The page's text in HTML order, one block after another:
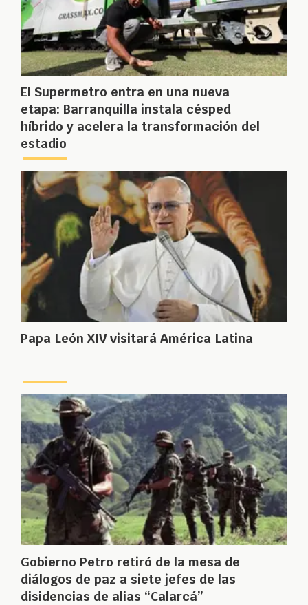
El Supermetro entra en una nueva
etapa: Barranquilla instala césped
híbrido y acelera la transformación del
estadio
Papa León XIV visitará América Latina
Gobierno Petro retiró de la mesa de
diálogos de paz a siete jefes de las
disidencias de alias “Calarcá”